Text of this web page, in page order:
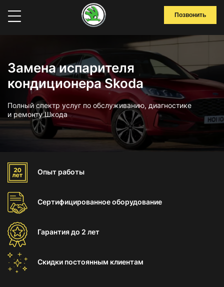
Позвонить
Замена испарителя
кондиционера Skoda
Полный спектр услуг по обслуживанию, диагностике
и ремонту Шкода
Опыт работы
Сертифицированноеоборудование
Гарантиядо 2 лет
Скидки постоянным клиентам